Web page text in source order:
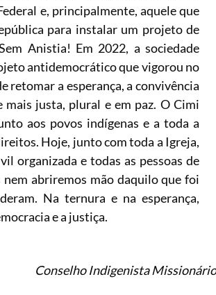
e, principalmente, aquele que
para instalar um projeto de
Anistia! Em 2022, a sociedade
antidemocrático que vigorou no
retomar a esperança, a convivência
justa, plural e em paz. O Cimi
aos povos indígenas e a toda a
Hoje, junto com toda a Igreja,
organizada e todas as pessoas de
nem abriremos mão daquilo que foi
Na ternura e na esperança,
e a justiça.
Conselho Indigenista